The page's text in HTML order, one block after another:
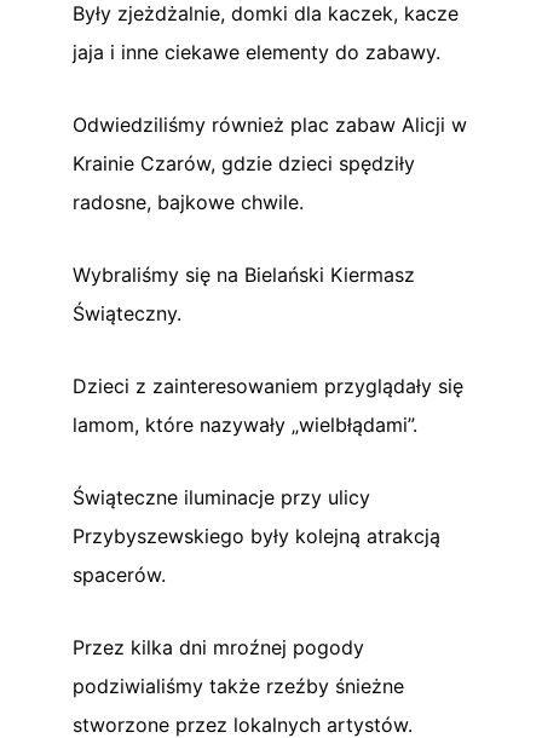
Były zjeżdżalnie, domki dla kaczek, kacze
jaja i inne ciekawe elementy do zabawy.
Odwiedziliśmy również plac zabaw Alicji w
Krainie Czarów, gdzie dzieci spędziły
radosne, bajkowe chwile.
Wybraliśmy się na Bielański Kiermasz
Świąteczny.
Dzieci z zainteresowaniem przyglądały się
lamom, które nazywały „wielbłądami”.
Świąteczne iluminacje przy ulicy
Przybyszewskiego były kolejną atrakcją
spacerów.
Przez kilka dni mroźnej pogody
podziwialiśmy także rzeźby śnieżne
stworzone przez lokalnych artystów.